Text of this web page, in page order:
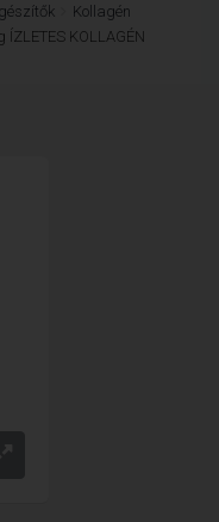
Kollagén
ÍZLETES KOLLAGÉN